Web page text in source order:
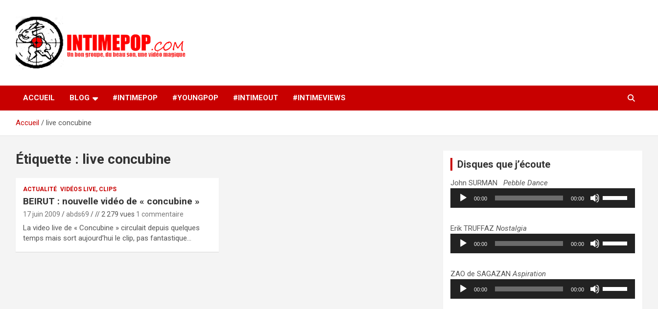
contenu
intimepop.com
musiques actuelles pop rock, post-rock, indé sur Lyon. rock pop
concert lyon
ACCUEIL BLOG #INTIMEPOP #YOUNGPOP #INTIMEOUT #INTIMEVIEWS
Accueil live concubine
Étiquette : live concubine
ACTUALITÉ VIDÉOS LIVE, CLIPS
BEIRUT : nouvelle vidéo de « concubine »
17 juin 2009 abds69 // 2 279 vues 1 commentaire
La video live de « Concubine » circulait depuis quelques
temps mais sort aujourd’hui le clip, pas fantastique…
Disques que j’écoute
John SURMANPebble Dance
Lecteur
audio
00:00 00:00
pour
augmenter
ou
volume.
Erik TRUFFAZNostalgia
Lecteur
audio
00:00 00:00
pour
augmenter
ou
ZAO de SAGAZANAspiration
Lecteur
audio
00:00 00:00